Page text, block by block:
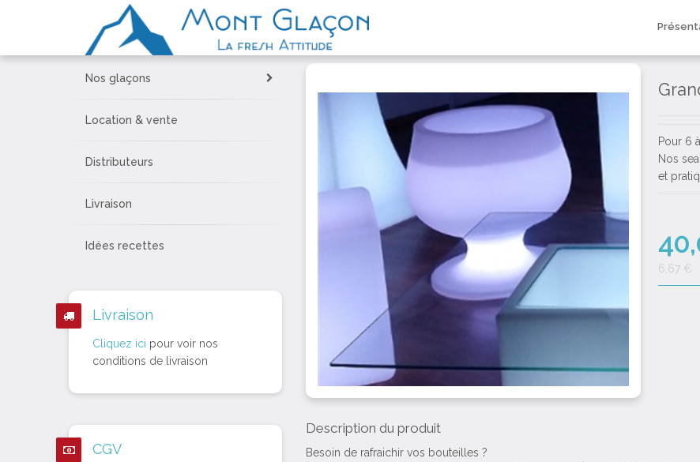
Nos glaçons
Location & vente
Distributeurs
Livraison
Idées recettes
Livraison
Cliquez ici pour voir nos
conditions de livraison
CGV
Pour 6
Nos
et
6,67 €
Description du produit
Besoin de rafraichir vos bouteilles ?